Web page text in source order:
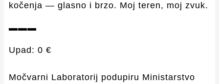
kočenja — glasno i brzo. Moj teren, moj zvuk.
▬▬▬
Upad: 0 €
Močvarni Laboratorij podupiru Ministarstvo